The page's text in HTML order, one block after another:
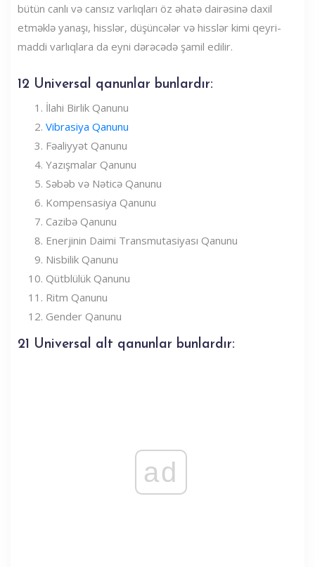
bütün canlı və cansız varlıqları öz əhatə dairəsinə daxil
etməklə yanaşı, hisslər, düşüncələr və hisslər kimi qeyri-
maddi varlıqlara da eyni dərəcədə şamil edilir.
12 Universal qanunlar bunlardır:
İlahi Birlik Qanunu
Vibrasiya Qanunu
Fəaliyyət Qanunu
Yazışmalar Qanunu
Səbəb və Nəticə Qanunu
Kompensasiya Qanunu
Cazibə Qanunu
Enerjinin Daimi Transmutasiyası Qanunu
Nisbilik Qanunu
Qütblülük Qanunu
Ritm Qanunu
Gender Qanunu
21 Universal alt qanunlar bunlardır:
ad